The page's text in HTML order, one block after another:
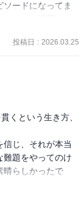
ードになってま
ランのことを考
じゃないか？とも
出てきていた
史にイフはない
）だと感じまし
投稿日 : 2026.03.25
くという生き方、
信じ、それが本当
難題をやってのけ
晴らしかったで